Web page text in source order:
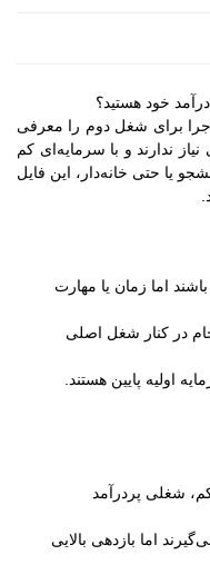
خود هستید؟
ساده و قابل‌اجرا برای شغل دوم را معرفی
ندارند و با سرمایه‌ای کم
یا حتی خانه‌دار، این فایل
اما زمان یا مهارت
در کنار شغل اصلی
اولیه پایین هستند.
شغلی پردرآمد
اما بازدهی بالایی